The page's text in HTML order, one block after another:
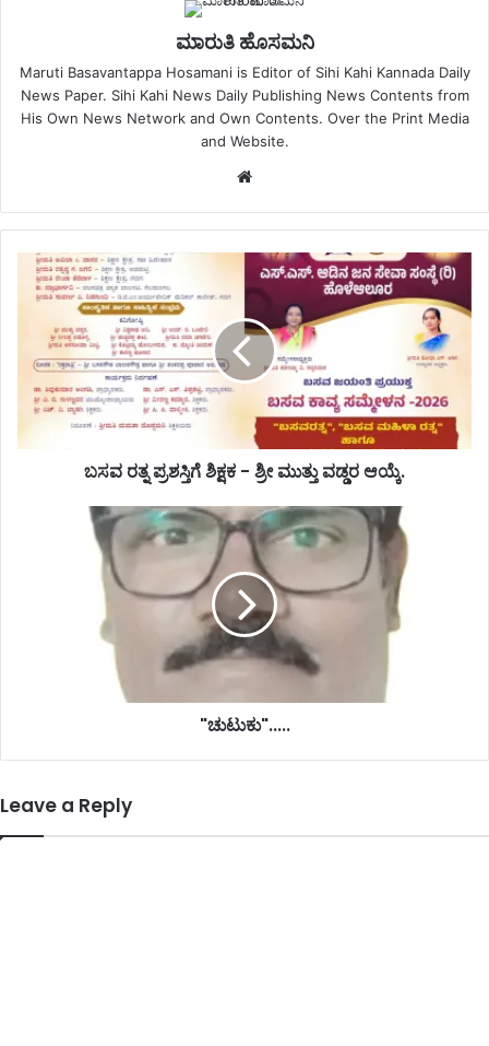
ಮಾರುತಿ ಹೊಸಮನಿ
Maruti Basavantappa Hosamani is Editor of Sihi Kahi Kannada Daily
News Paper. Sihi Kahi News Daily Publishing News Contents from
His Own News Network and Own Contents. Over the Print Media
and Website.
Website
ಬಸವ ರತ್ನ ಪ್ರಶಸ್ತಿಗೆ ಶಿಕ್ಷಕ - ಶ್ರೀ ಮುತ್ತು ವಡ್ಡರ ಆಯ್ಕೆ.
"ಚುಟುಕು".....
Leave a Reply